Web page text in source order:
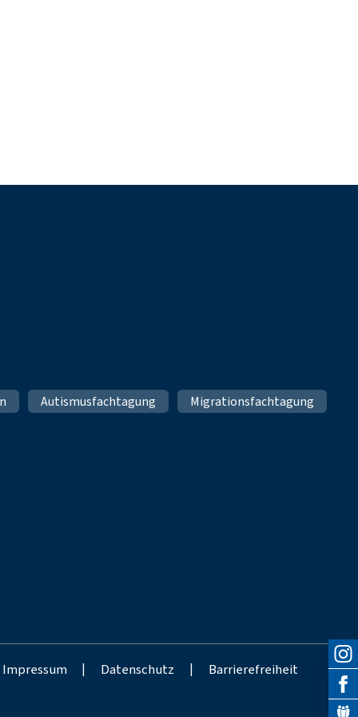
Autismusfachtagung
Migrationsfachtagung
Impressum | Datenschutz | Barrierefreiheit